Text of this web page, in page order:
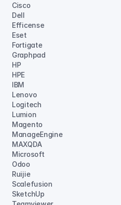
Cisco
Dell
Efficense
Eset
Fortigate
Graphpad
HP
HPE
IBM
Lenovo
Logitech
Lumion
Magento
ManageEngine
MAXQDA
Microsoft
Odoo
Ruijie
Scalefusion
SketchUp